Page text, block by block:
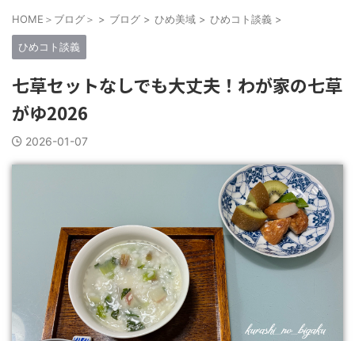
HOME＞ブログ＞ > ブログ > ひめ美域 > ひめコト談義 >
ひめコト談義
七草セットなしでも大丈夫！わが家の七草
がゆ2026
2026-01-07